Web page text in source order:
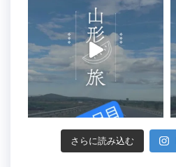
さらに読み込む